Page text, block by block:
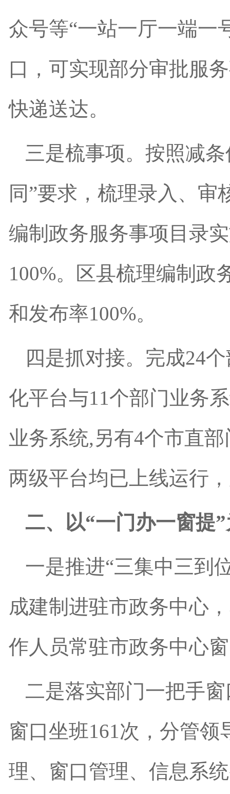
众号等“一站一厅一端一
口，可实现部分审批服
快递送达。
三是梳事项。按照减
同”要求，梳理录入、
编制政务服务事项目录
100%。区县梳理编制政
和发布率100%。
四是抓对接。完成24
化平台与11个部门业务
业务系统,另有4个市直
两级平台均已上线运行
二、以“一门办一窗提
一是推进“三集中三到
成建制进驻市政务中心
作人员常驻市政务中心
二是落实部门一把手
窗口坐班161次，分管
理、窗口管理、信息系